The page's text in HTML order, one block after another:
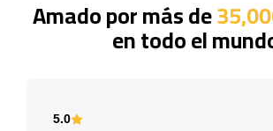
Amado por más de
en todo el
5.0